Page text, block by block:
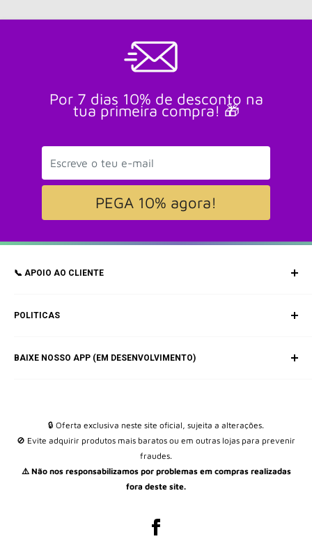
Por 7 dias 10% de desconto na
tua primeira compra! 🎁
PEGA 10% agora!
📞 APOIO AO CLIENTE
POLITICAS
Política de pagamento
Estado de Encomendas
Quem somos (BYUKI)
BAIXE NOSSO APP (EM DESENVOLVIMENTO)
🔒 Oferta exclusiva neste site oficial, sujeita a alterações.
🚫 Evite adquirir produtos mais baratos ou em outras lojas para prevenir
fraudes.
⚠️ Não nos responsabilizamos por problemas em compras realizadas
fora deste site.